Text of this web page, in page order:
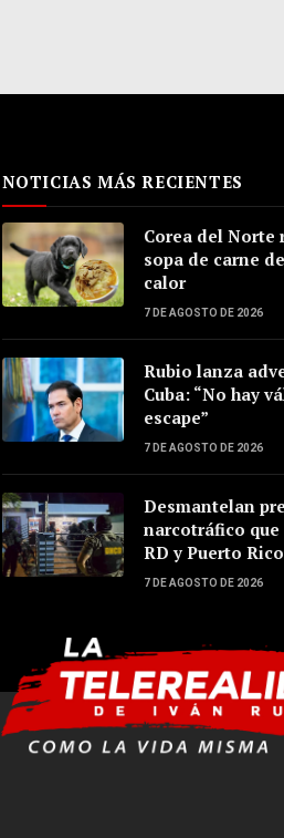
NOTICIAS MÁS RECIENTES
Corea del Norte
sopa de carne
calor
7 DE AGOSTO DE 2026
Rubio lanza
Cuba: “No hay
escape”
7 DE AGOSTO DE 2026
Desmantelan
narcotráfico que
RD y Puerto Rico
7 DE AGOSTO DE 2026